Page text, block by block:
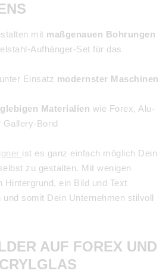
mit maßgenauen Bohrungen
Aufhänger-Set für das
Einsatz modernster Maschinen
Materialien wie Forex, Alu-
Gallery-Bond
ist es ganz einfach möglich Dein
zu gestalten. Mit wenigen
ein Bild und Text
und somit Dein Unternehmen stilvoll
AUF FOREX UND